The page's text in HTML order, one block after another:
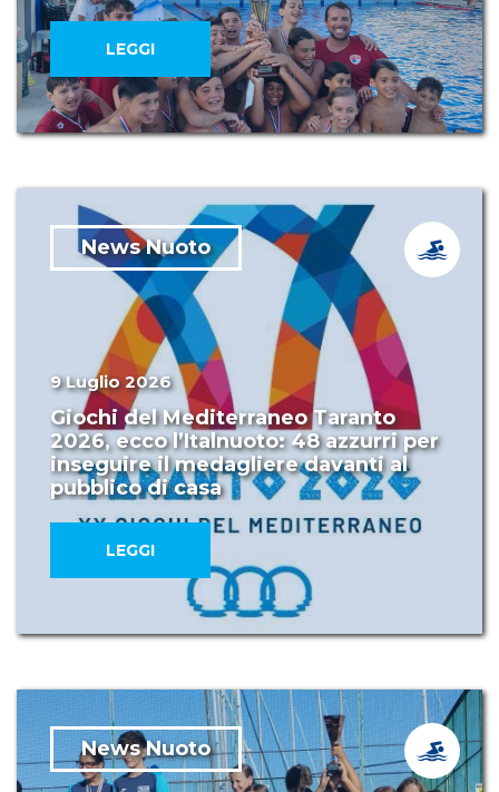
LEGGI
News Nuoto
9 Luglio 2026
Giochi del Mediterraneo Taranto
2026, ecco l’Italnuoto: 48 azzurri per
inseguire il medagliere davanti al
pubblico di casa
LEGGI
News Nuoto